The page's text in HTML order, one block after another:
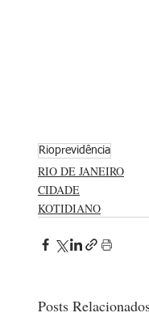
Rioprevidência
RIO DE JANEIRO
CIDADE
KOTIDIANO
Posts